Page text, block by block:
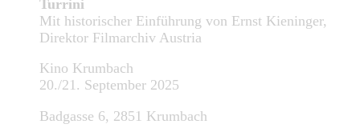
Turrini
Mit historischer Einführung von Ernst Kieninger,
Direktor Filmarchiv Austria
Kino Krumbach
20./21. September 2025
Badgasse 6, 2851 Krumbach